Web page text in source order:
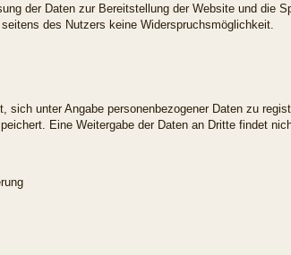
der Daten zur Bereitstellung der Website und die
des Nutzers keine Widerspruchsmöglichkeit.
unter Angabe personenbezogener Daten zu
Eine Weitergabe der Daten an Dritte findet